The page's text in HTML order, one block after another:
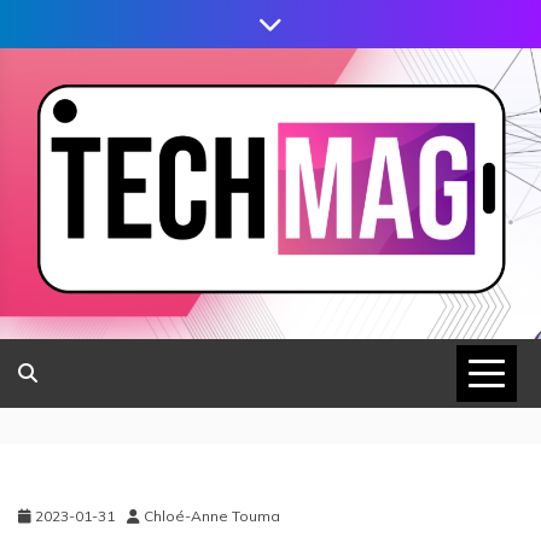
2023-01-31 Chloé-Anne Touma